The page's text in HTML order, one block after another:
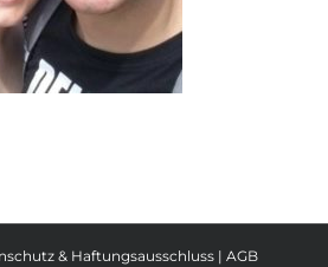
& Haftungsausschluss| AGB